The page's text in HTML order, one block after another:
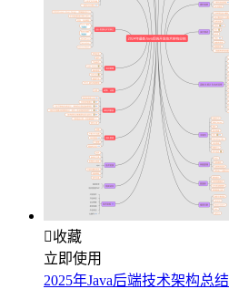
收藏
立即使用
2025年Java后端技术架构总结